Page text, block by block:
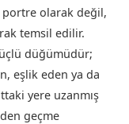
portre olarak değil,
temsil edilir.
düğümüdür;
eşlik eden ya da
yere uzanmış
geçme